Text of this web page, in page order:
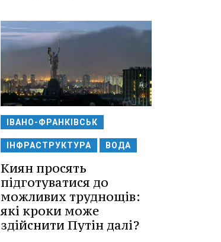
ІВАНО-ФРАНКІВСЬК
ІНФРАСТРУКТУРА ВОДА
Киян просять
підготуватися до
можливих труднощів:
які кроки може
здійснити Путін далі?